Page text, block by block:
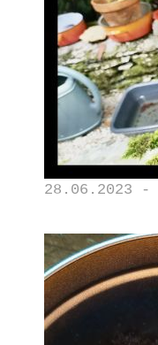
28.06.2023 -